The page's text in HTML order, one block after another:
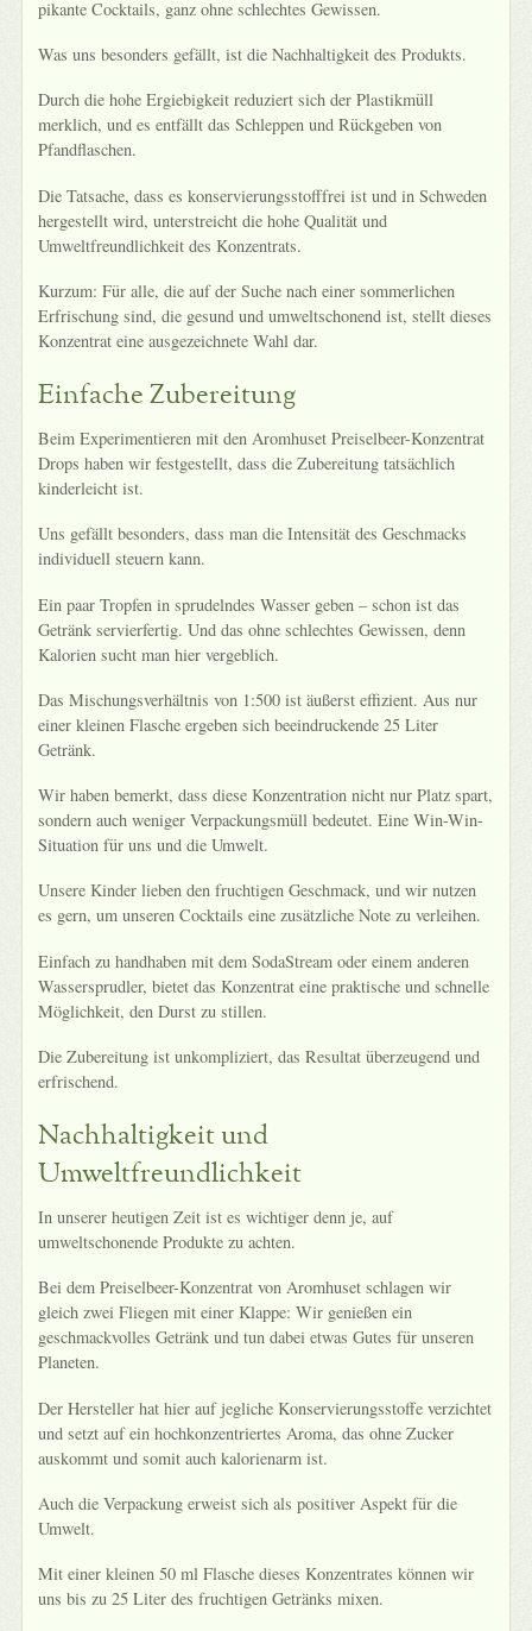
pikante Cocktails, ganz ohne schlechtes Gewissen.
Was uns besonders gefällt, ist die Nachhaltigkeit des Produkts.
Durch die hohe Ergiebigkeit reduziert sich der Plastikmüll
merklich, und es entfällt das Schleppen und Rückgeben von
Pfandflaschen.
Die Tatsache, dass es konservierungsstofffrei ist und in Schweden
hergestellt wird, unterstreicht die hohe Qualität und
Umweltfreundlichkeit des Konzentrats.
Kurzum: Für alle, die auf der Suche nach einer sommerlichen
Erfrischung sind, die gesund und umweltschonend ist, stellt dieses
Konzentrat eine ausgezeichnete Wahl dar.
Einfache Zubereitung
Beim Experimentieren mit den Aromhuset Preiselbeer-Konzentrat
Drops haben wir festgestellt, dass die Zubereitung tatsächlich
kinderleicht ist.
Uns gefällt besonders, dass man die Intensität des Geschmacks
individuell steuern kann.
Ein paar Tropfen in sprudelndes Wasser geben – schon ist das
Getränk servierfertig. Und das ohne schlechtes Gewissen, denn
Kalorien sucht man hier vergeblich.
Das Mischungsverhältnis von 1:500 ist äußerst effizient. Aus nur
einer kleinen Flasche ergeben sich beeindruckende 25 Liter
Getränk.
Wir haben bemerkt, dass diese Konzentration nicht nur Platz spart,
sondern auch weniger Verpackungsmüll bedeutet. Eine Win-Win-
Situation für uns und die Umwelt.
Unsere Kinder lieben den fruchtigen Geschmack, und wir nutzen
es gern, um unseren Cocktails eine zusätzliche Note zu verleihen.
Einfach zu handhaben mit dem SodaStream oder einem anderen
Wassersprudler, bietet das Konzentrat eine praktische und schnelle
Möglichkeit, den Durst zu stillen.
Die Zubereitung ist unkompliziert, das Resultat überzeugend und
erfrischend.
Nachhaltigkeit und
Umweltfreundlichkeit
In unserer heutigen Zeit ist es wichtiger denn je, auf
umweltschonende Produkte zu achten.
Bei dem Preiselbeer-Konzentrat von Aromhuset schlagen wir
gleich zwei Fliegen mit einer Klappe: Wir genießen ein
geschmackvolles Getränk und tun dabei etwas Gutes für unseren
Planeten.
Der Hersteller hat hier auf jegliche Konservierungsstoffe verzichtet
und setzt auf ein hochkonzentriertes Aroma, das ohne Zucker
auskommt und somit auch kalorienarm ist.
Auch die Verpackung erweist sich als positiver Aspekt für die
Umwelt.
Mit einer kleinen 50 ml Flasche dieses Konzentrates können wir
uns bis zu 25 Liter des fruchtigen Getränks mixen.